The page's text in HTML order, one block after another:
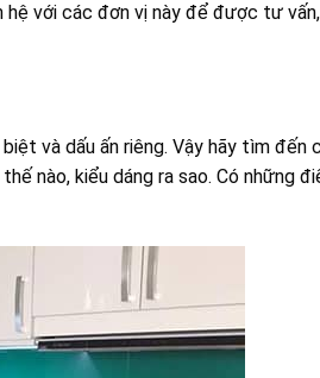
hệ với các đơn vị này để được tư vấn,
và dấu ấn riêng. Vậy hãy tìm đến
nào, kiểu dáng ra sao. Có những